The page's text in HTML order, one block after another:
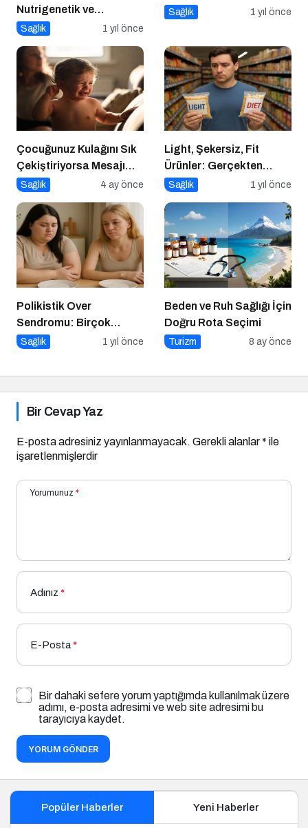
Nutrigenetik ve
Nutrigenomik’in Rolü
Sağlık 1 yıl önce
Sağlık 1 yıl önce
Çocuğunuz Kulağını Sık
Çekiştiriyorsa Mesajı
Alın
Sağlık 4 ay önce
Light, Şekersiz, Fit
Ürünler: Gerçekten
Daha Sağlıklı mı?
Sağlık 1 yıl önce
Polikistik Over
Sendromu: Birçok
Kadının Sessiz Yoldaşı
Sağlık 1 yıl önce
Beden ve Ruh Sağlığı İçin
Doğru Rota Seçimi
Turizm 8 ay önce
Bir Cevap Yaz
E-posta adresiniz yayınlanmayacak. Gerekli alanlar* ile
işaretlenmişlerdir
Yorumunuz *
Adınız *
E-Posta*
Bir dahaki sefere yorum yaptığımda kullanılmak üzere
adımı, e-posta adresimi ve web site adresimi bu
tarayıcıya kaydet.
YORUM GÖNDER
Popüler Haberler Yeni Haberler